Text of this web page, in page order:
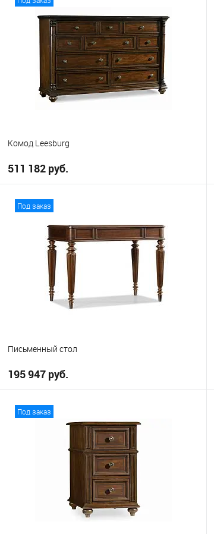
Комод Leesburg
511 182 руб.
В избранное
Под заказ
Письменный стол
195 947 руб.
Под заказ